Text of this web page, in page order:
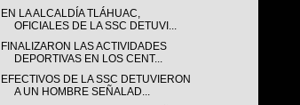
EN LA ALCALDÍA TLÁHUAC,
OFICIALES DE LA SSC DETUVI...
FINALIZARON LAS ACTIVIDADES
DEPORTIVAS EN LOS CENT...
EFECTIVOS DE LA SSC DETUVIERON
A UN HOMBRE SEÑALAD...